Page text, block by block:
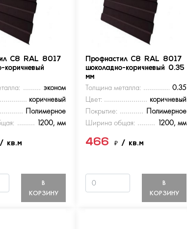
С8 RAL 8017
коричневый
эконом
коричневый
Полимерное
1200, мм
/ кв.м
В
КОРЗИНУ
Профнастил С8 RAL 8017
шоколадно-коричневый 0.35
мм
Толщина металла:
0.35
Цвет:
коричневый
Покрытие:
Полимерное
Ширина общая:
1200, мм
466₽/ кв.м
В
КОРЗИНУ